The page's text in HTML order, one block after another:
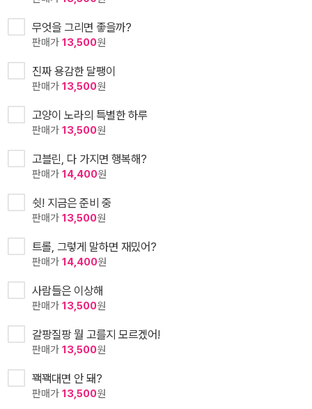
무엇을 그리면 좋을까?
판매가 13,500원
진짜 용감한 달팽이
판매가 13,500원
고양이 노라의 특별한 하루
판매가 13,500원
고블린, 다 가지면 행복해?
판매가 14,400원
쉿! 지금은 준비 중
판매가 13,500원
트롤, 그렇게 말하면 재밌어?
판매가 14,400원
사람들은 이상해
판매가 13,500원
갈팡질팡 뭘 고를지 모르겠어!
판매가 13,500원
꽥꽥대면 안 돼?
판매가 13,500원